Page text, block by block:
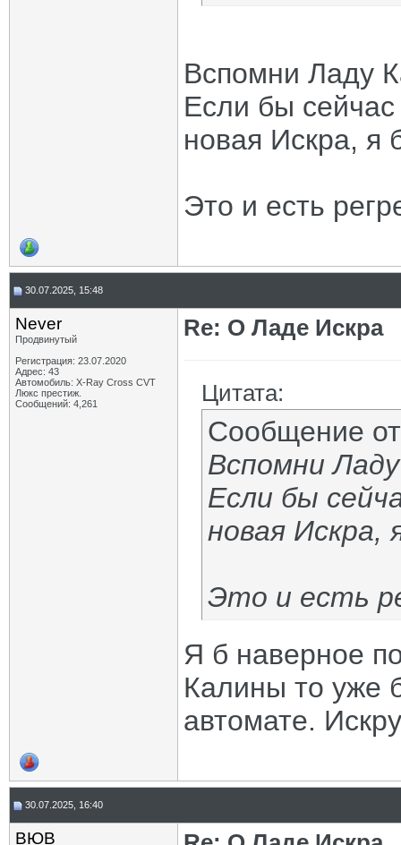
Вспомни Ладу
Если бы
новая Искра, я
Это и есть
30.07.2025, 15:48
Never
Продвинутый
Регистрация: 23.07.2020
Адрес: 43
Автомобиль: X-Ray Cross CVT
Люкс престиж.
Сообщений: 4,261
Re: О Ладе Искра
Цитата:
Сообщение
Вспомни
Если бы
новая Искра,
Это и есть
Я б наверное
Калины то уже
автомате.
30.07.2025, 16:40
ВЮВ